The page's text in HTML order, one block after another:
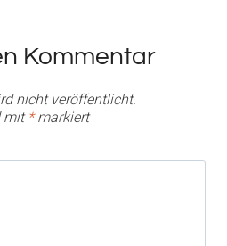
Kommentar
nicht veröffentlicht.
mit *markiert